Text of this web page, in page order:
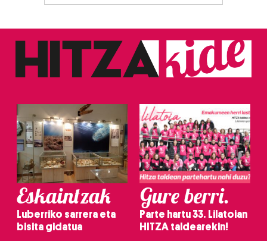
zerbitzuak hobetzeko asmoz, cookie teknologiaz
Eskaintzak
Luberriko sarrera eta
bisita gidatua
Gure berri.
Parte hartu 33. Lilatoian
HITZA taldearekin!